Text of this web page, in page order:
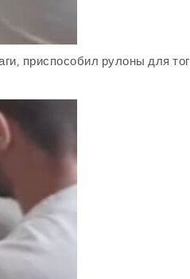
приспособил рулоны для